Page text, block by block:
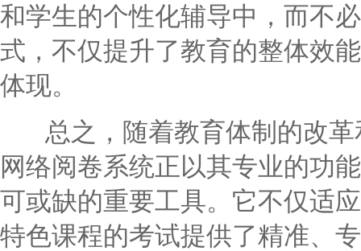
和学生的个性化辅导中，而不
式，不仅提升了教育的整体效
体现。
总之，随着教育体制的改革
网络阅卷系统正以其专业的功
可或缺的重要工具。它不仅适
特色课程的考试提供了精准、